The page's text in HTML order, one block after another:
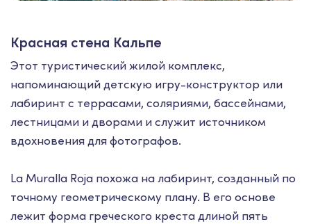
Красная стена Кальпе
Этот туристический жилой комплекс,
напоминающий детскую игру-конструктор или
лабиринт с террасами, соляриями, бассейнами,
лестницами и дворами и служит источником
вдохновения для фотографов.
La Muralla Roja похожа на лабиринт, созданный по
точному геометрическому плану. В его основе
лежит форма греческого креста длиной пять